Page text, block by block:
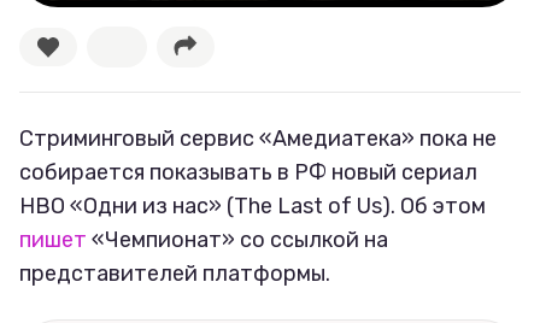
Секспросвет
Тренды
Рецепты
Ваши истории
Стриминговый сервис «Амедиатека» пока не
собирается показывать в РФ новый сериал
HBO «Одни из нас» (The Last of Us). Об этом
пишет «Чемпионат» со ссылкой на
представителей платформы.